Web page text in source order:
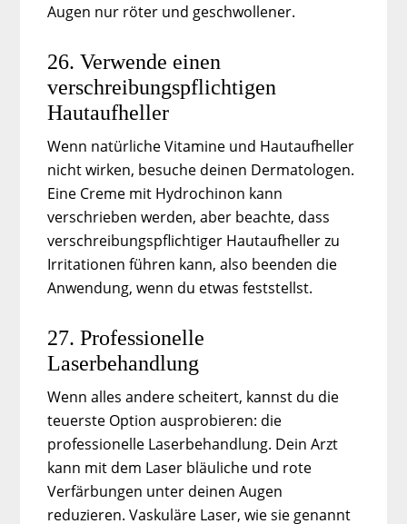
Augen nur röter und geschwollener.
26. Verwende einen
verschreibungspflichtigen
Hautaufheller
Wenn natürliche Vitamine und Hautaufheller
nicht wirken, besuche deinen Dermatologen.
Eine Creme mit Hydrochinon kann
verschrieben werden, aber beachte, dass
verschreibungspflichtiger Hautaufheller zu
Irritationen führen kann, also beenden die
Anwendung, wenn du etwas feststellst.
27. Professionelle
Laserbehandlung
Wenn alles andere scheitert, kannst du die
teuerste Option ausprobieren: die
professionelle Laserbehandlung. Dein Arzt
kann mit dem Laser bläuliche und rote
Verfärbungen unter deinen Augen
reduzieren. Vaskuläre Laser, wie sie genannt